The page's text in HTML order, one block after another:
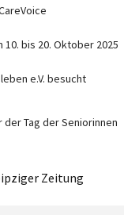
bis 20. Oktober 2025
e.V. besucht
der Tag der Seniorinnen
Zeitung